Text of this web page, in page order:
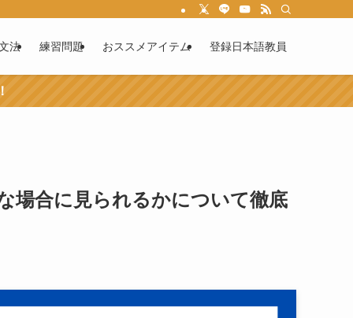
法 練習問題 おススメアイテム 登録日本語教員
場合に見られるかについて徹底